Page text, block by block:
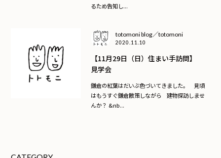
るため告知し...
totomoni blog／totomoni
2020.11.10
【11月29日（日）住まい手訪問】
見学会
鎌倉の紅葉はだいぶ色づいてきました。 見頃
はもうすぐ鎌倉散策しながら 建物探訪しませ
んか？ &nb...